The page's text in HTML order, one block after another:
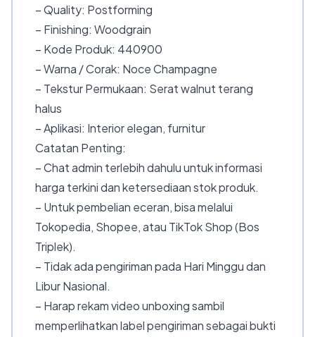
– Quality: Postforming
– Finishing: Woodgrain
– Kode Produk: 440900
– Warna / Corak: Noce Champagne
– Tekstur Permukaan: Serat walnut terang
halus
– Aplikasi: Interior elegan, furnitur
Catatan Penting:
– Chat admin terlebih dahulu untuk informasi
harga terkini dan ketersediaan stok produk.
– Untuk pembelian eceran, bisa melalui
Tokopedia, Shopee, atau TikTok Shop (Bos
Triplek).
– Tidak ada pengiriman pada Hari Minggu dan
Libur Nasional.
– Harap rekam video unboxing sambil
memperlihatkan label pengiriman sebagai bukti